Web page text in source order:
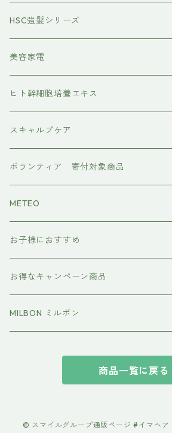
トステアケア
レブリン酸ケア
水素トリートメント
プレックスケア
CMCケア
HSC強髪シリーズ
アイラッシュ
美容家電
ヘアアイロン
マグネット
ドライヤー
ワンダム
ヒト幹細胞培養エキス
スキャルプケア
ボランティア 寄付対象商品
METEO
お子様におすすめ
イクエイブ キッズ プリンセス
お得なキャンペーン商品
おすすめセット
MILBON ミルボン
suwae（スワエ） 髪の柔軟剤
商品一覧に戻る
© スマイルグループ通販ページ #イマヘ